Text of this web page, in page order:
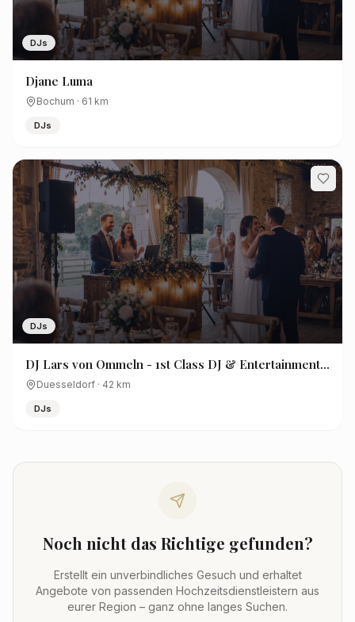
DJs
Djane Luma
Bochum · 61 km
DJs
DJs
DJ Lars von Ommeln - 1st Class DJ & Entertainment -
Hochzeits- & Event DJ
Duesseldorf · 42 km
DJs
Noch nicht das Richtige gefunden?
Erstellt ein unverbindliches Gesuch und erhaltet
Angebote von passenden Hochzeitsdienstleistern aus
eurer Region – ganz ohne langes Suchen.